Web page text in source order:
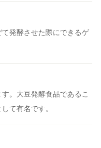
発酵させた際にできるゲ
。大豆発酵食品であるこ
て有名です。